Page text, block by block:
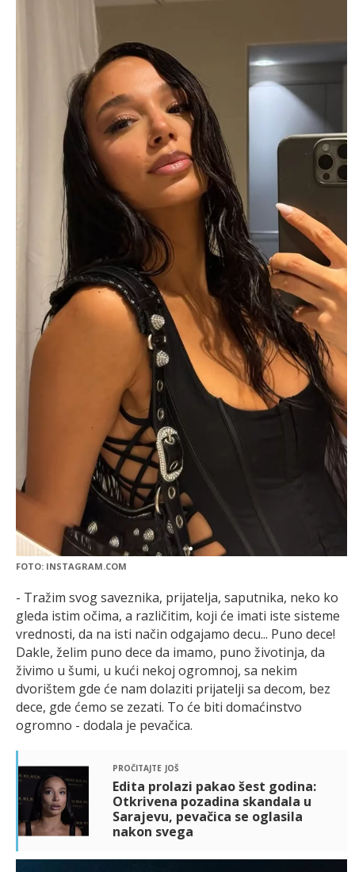
FOTO: INSTAGRAM.COM
- Tražim svog saveznika, prijatelja, saputnika, neko ko
gleda istim očima, a različitim, koji će imati iste sisteme
vrednosti, da na isti način odgajamo decu... Puno dece!
Dakle, želim puno dece da imamo, puno životinja, da
živimo u šumi, u kući nekoj ogromnoj, sa nekim
dvorištem gde će nam dolaziti prijatelji sa decom, bez
dece, gde ćemo se zezati. To će biti domaćinstvo
ogromno - dodala je pevačica.
pročitajte još
Edita prolazi pakao šest godina:
Otkrivena pozadina skandala u
Sarajevu, pevačica se oglasila
nakon svega